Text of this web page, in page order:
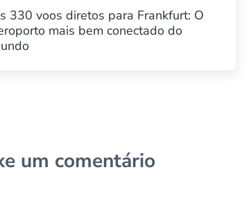
330 voos diretos para Frankfurt: O
mais bem conectado do
um comentário